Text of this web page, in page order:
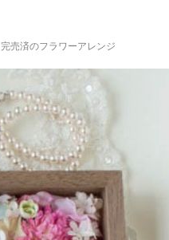
完売済のフラワーアレンジ